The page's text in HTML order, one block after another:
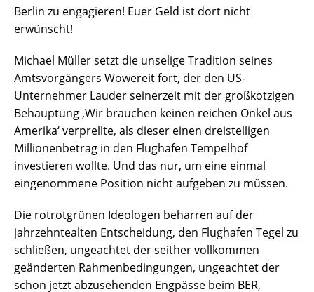
Berlin zu engagieren! Euer Geld ist dort nicht
erwünscht!
Michael Müller setzt die unselige Tradition seines
Amtsvorgängers Wowereit fort, der den US-
Unternehmer Lauder seinerzeit mit der großkotzigen
Behauptung ‚Wir brauchen keinen reichen Onkel aus
Amerika‘ verprellte, als dieser einen dreistelligen
Millionenbetrag in den Flughafen Tempelhof
investieren wollte. Und das nur, um eine einmal
eingenommene Position nicht aufgeben zu müssen.
Die rotrotgrünen Ideologen beharren auf der
jahrzehntealten Entscheidung, den Flughafen Tegel zu
schließen, ungeachtet der seither vollkommen
geänderten Rahmenbedingungen, ungeachtet der
schon jetzt abzusehenden Engpässe beim BER,